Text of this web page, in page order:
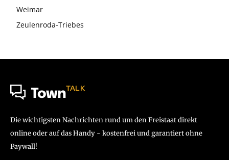
Weimar
Zeulenroda-Triebes
TownTALK
Die wichtigsten Nachrichten rund um den Freistaat direkt
online oder auf das Handy - kostenfrei und garantiert ohne
Paywall!